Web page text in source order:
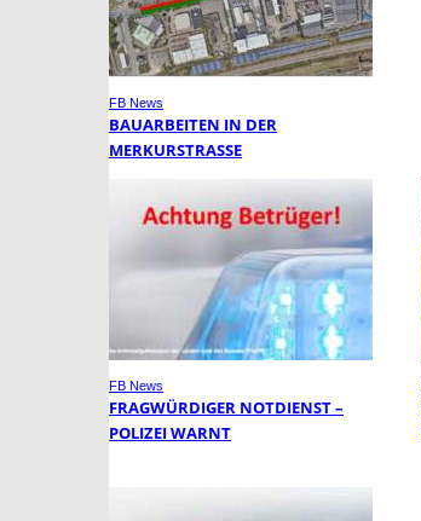
FB News
BAUARBEITEN IN DER
MERKURSTRASSE
FB News
FRAGWÜRDIGER NOTDIENST –
POLIZEI WARNT